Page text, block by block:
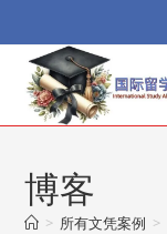
to
content
博客
> 所有文凭案例 >